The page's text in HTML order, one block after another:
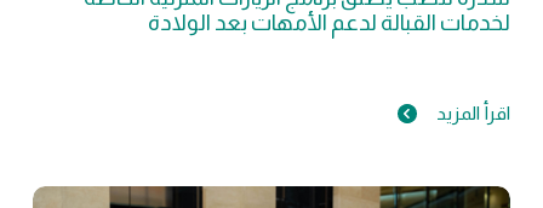
لخدمات القبالة لدعم الأمهات بعد الولادة
اقرأ المزيد